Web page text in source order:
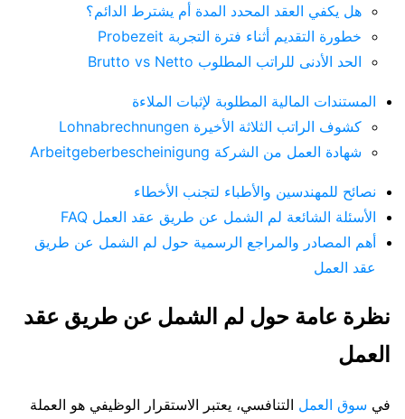
هل يكفي العقد المحدد المدة أم يشترط الدائم؟
خطورة التقديم أثناء فترة التجربة Probezeit
الحد الأدنى للراتب المطلوب Brutto vs Netto
المستندات المالية المطلوبة لإثبات الملاءة
كشوف الراتب الثلاثة الأخيرة Lohnabrechnungen
شهادة العمل من الشركة Arbeitgeberbescheinigung
نصائح للمهندسين والأطباء لتجنب الأخطاء
الأسئلة الشائعة لم الشمل عن طريق عقد العمل FAQ
أهم المصادر والمراجع الرسمية حول لم الشمل عن طريق
عقد العمل
نظرة عامة حول لم الشمل عن طريق عقد
العمل
في سوق العمل التنافسي، يعتبر الاستقرار الوظيفي هو العملة